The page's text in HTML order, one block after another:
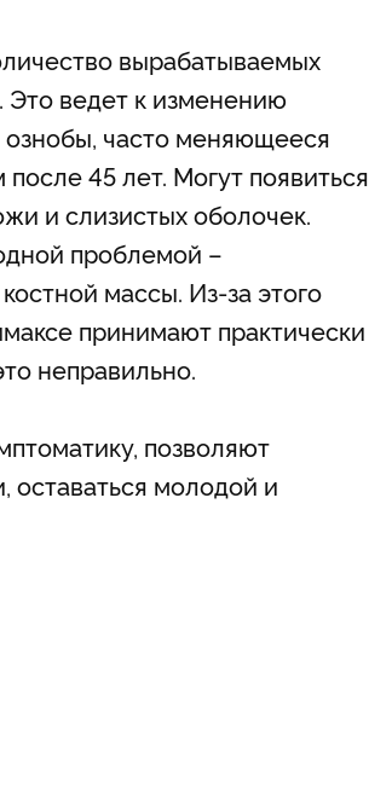
вырабатываемых
Это ведет к изменению
ознобы, часто меняющееся
45 лет. Могут появиться
и слизистых оболочек.
проблемой –
массы. Из-за этого
принимают практически
неправильно.
позволяют
оставаться молодой и